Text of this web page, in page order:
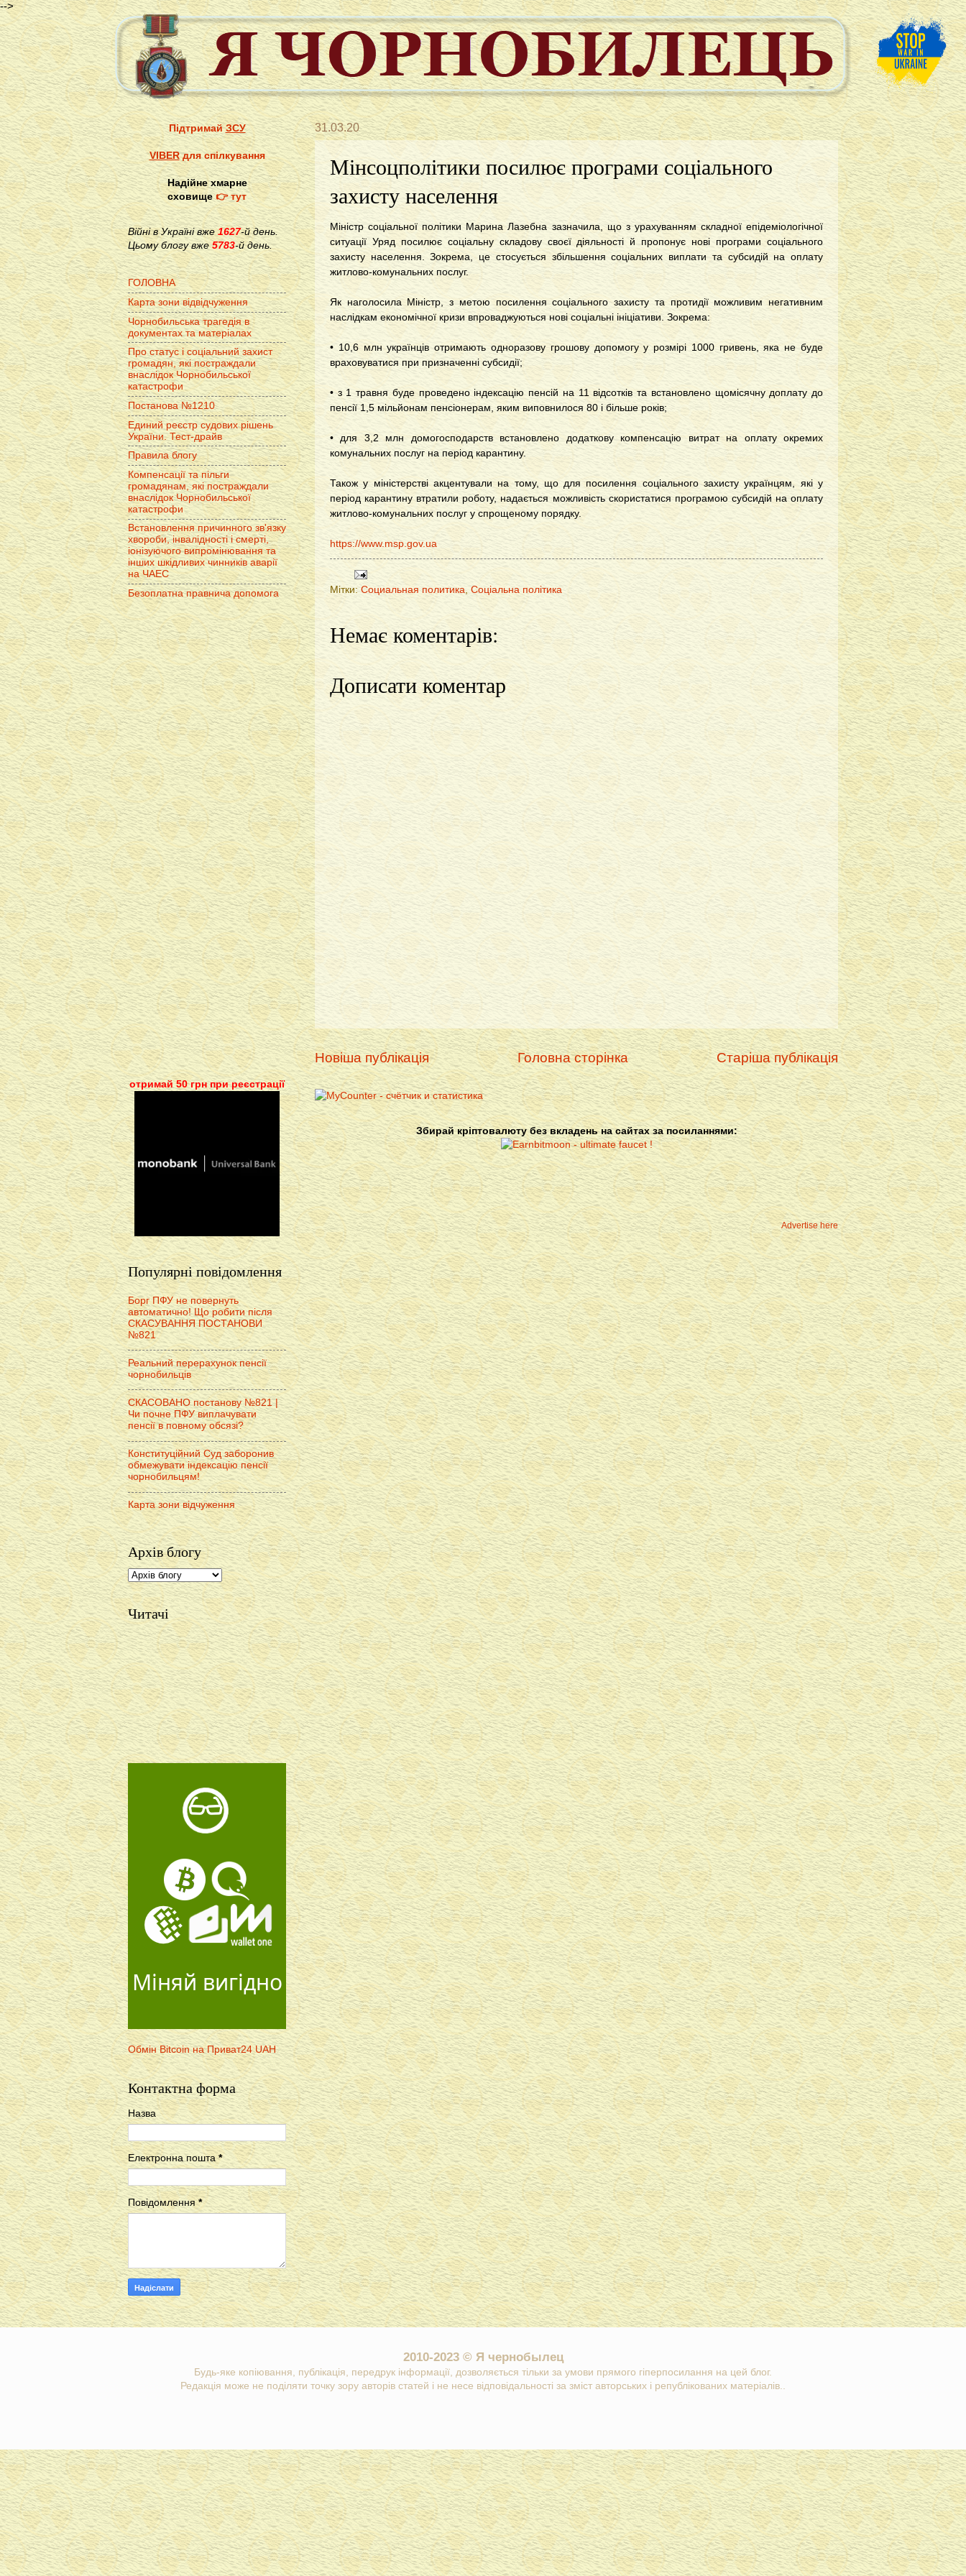
-->
31.03.20
Мінсоцполітики посилює програми соціального
захисту населення
Міністр соціальної політики Марина Лазебна зазначила, що з урахуванням складної епідеміологічної
ситуації Уряд посилює соціальну складову своєї діяльності й пропонує нові програми соціального
захисту населення. Зокрема, це стосується збільшення соціальних виплати та субсидій на оплату
житлово-комунальних послуг.
Як наголосила Міністр, з метою посилення соціального захисту та протидії можливим негативним
наслідкам економічної кризи впроваджуються нові соціальні ініціативи. Зокрема:
• 10,6 млн українців отримають одноразову грошову допомогу у розмірі 1000 гривень, яка не буде
враховуватися при призначенні субсидії;
• з 1 травня буде проведено індексацію пенсій на 11 відсотків та встановлено щомісячну доплату до
пенсії 1,5 мільйонам пенсіонерам, яким виповнилося 80 і більше років;
• для 3,2 млн домогосподарств встановлено додаткову компенсацію витрат на оплату окремих
комунальних послуг на період карантину.
Також у міністерстві акцентували на тому, що для посилення соціального захисту українцям, які у
період карантину втратили роботу, надається можливість скористатися програмою субсидій на оплату
житлово-комунальних послуг у спрощеному порядку.
https://www.msp.gov.ua
Мітки: Социальная политика, Соціальна політика
Немає коментарів:
Дописати коментар
Новіша публікація Старіша публікація
Головна сторінка
Збирай кріптовалюту без вкладень на сайтах за посиланнями:
Advertise here
ПідтримайЗСУ
VIBERдля спілкування
Надійне хмарне
сховище👉 тут
Війні в Україні вже1627-й день.
Цьому блогу вже 5783-й день.
ГОЛОВНА
Карта зони відвідчуження
Чорнобильська трагедія в
документах та матеріалах
Про статус і соціальний захист
громадян, які постраждали
внаслідок Чорнобильської
катастрофи
Постанова №1210
Единий реєстр судових рішень
України. Тест-драйв
Правила блогу
Компенсації та пільги
громадянам, які постраждали
внаслідок Чорнобильської
катастрофи
Встановлення причинного зв'язку
хвороби, інвалідності і смерті,
іонізуючого випромінювання та
інших шкідливих чинників аварії
на ЧАЕС
Безоплатна правнича допомога
отримай 50 грн при реєстрації
Популярні повідомлення
Борг ПФУ не повернуть
автоматично! Що робити після
СКАСУВАННЯ ПОСТАНОВИ
№821
Реальний перерахунок пенсії
чорнобильців
СКАСОВАНО постанову №821 |
Чи почне ПФУ виплачувати
пенсії в повному обсязі?
Конституційний Суд заборонив
обмежувати індексацію пенсії
чорнобильцям!
Карта зони відчуження
Архів блогу
Читачі
Міняй вигідно
Обмін Bitcoin на Приват24 UAH
Контактна форма
Назва
Електронна пошта*
Повідомлення *
2010-2023 © Я чернобылец
Будь-яке копіювання, публікація, передрук інформації, дозволяється тільки за умови прямого гіперпосилання на цей блог.
Редакція може не поділяти точку зору авторів статей і не несе відповідальності за зміст авторських і републікованих матеріалів..